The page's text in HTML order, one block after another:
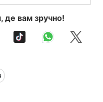
де вам зручно!